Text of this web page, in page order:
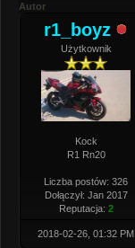
Autor
r1_boyz
Użytkownik
Kock
R1 Rn20
Liczba postów: 326
Dołączył: Jan 2017
Reputacja: 2
2018-02-26, 01:32 PM